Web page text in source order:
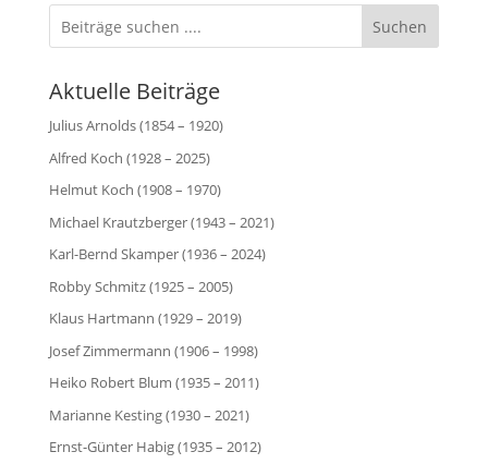
Suchen
Aktuelle Beiträge
Julius Arnolds (1854 – 1920)
Alfred Koch (1928 – 2025)
Helmut Koch (1908 – 1970)
Michael Krautzberger (1943 – 2021)
Karl-Bernd Skamper (1936 – 2024)
Robby Schmitz (1925 – 2005)
Klaus Hartmann (1929 – 2019)
Josef Zimmermann (1906 – 1998)
Heiko Robert Blum (1935 – 2011)
Marianne Kesting (1930 – 2021)
Ernst-Günter Habig (1935 – 2012)